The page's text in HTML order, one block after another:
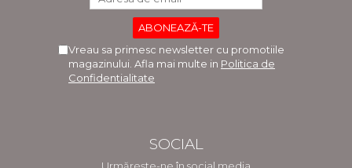
Vreau sa primesc newsletter cu promotiile
magazinului. Afla mai multe in Politica de
Confidentialitate
SOCIAL